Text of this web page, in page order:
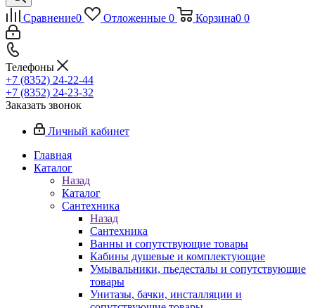
Сравнение0 Отложенные 0 Корзина0 0
Телефоны
+7 (8352) 24-22-44
+7 (8352) 24-23-32
Заказать звонок
Личный кабинет
Главная
Каталог
Назад
Каталог
Сантехника
Назад
Сантехника
Ванны и сопутствующие товары
Кабины душевые и комплектующие
Умывальники, пьедесталы и сопутствующие
товары
Унитазы, бачки, инсталляции и